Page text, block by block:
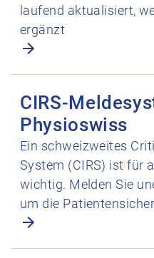
laufend aktualisiert,
ergänzt
CIRS-
Physioswiss
Ein schweizweites
System (CIRS) ist für
wichtig. Melden Sie
um die
öffnen